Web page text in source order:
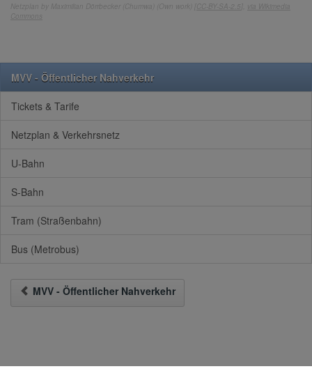
Netzplan by Maximilian Dörrbecker (Chumwa) (Own work) [ CC-BY-SA-2.5 ],
via Wikimedia
Commons
MVV - Öffentlicher Nahverkehr
Tickets & Tarife
Netzplan & Verkehrsnetz
U-Bahn
S-Bahn
Tram (Straßenbahn)
Bus (Metrobus)
MVV - Öffentlicher Nahverkehr